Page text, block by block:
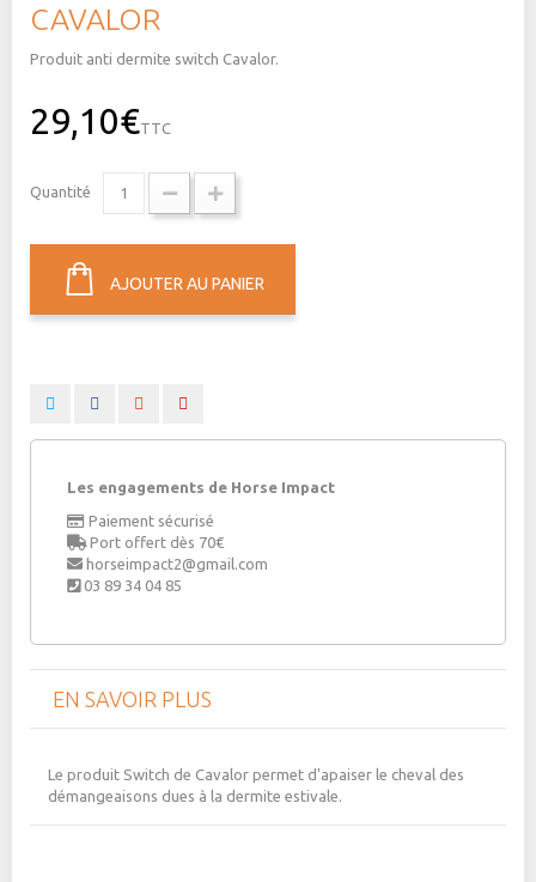
CAVALOR
Produit anti dermite switch Cavalor.
29,10€TTC
Quantité
AJOUTER AU PANIER
Les engagements de Horse Impact
Paiement sécurisé
Port offert dès 70€
horseimpact2@gmail.com
03 89 34 04 85
EN SAVOIR PLUS
Le produit Switch de Cavalor permet d'apaiser le cheval des
démangeaisons dues à la dermite estivale.